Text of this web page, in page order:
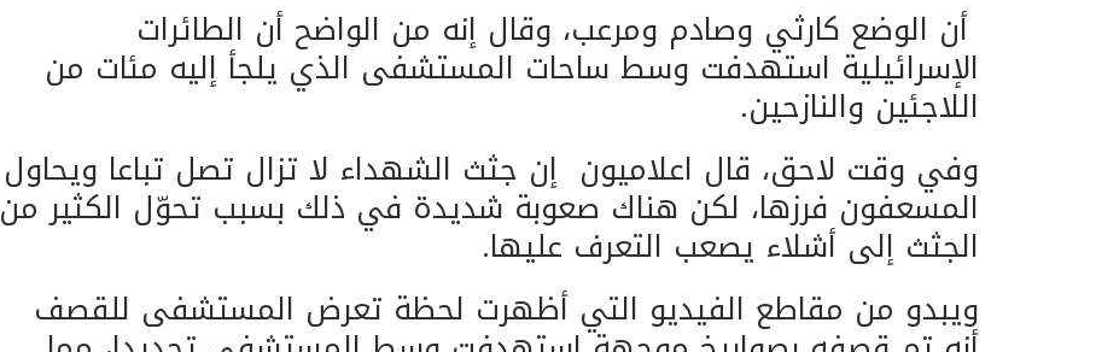
أن الوضع كارثي وصادم ومرعب، وقال إنه من الواضح أن الطائرات
الإسرائيلية استهدفت وسط ساحات المستشفى الذي يلجأ إليه مئات من
اللاجئين والنازحين.
وفي وقت لاحق، قال اعلاميون إن جثث الشهداء لا تزال تصل تباعا ويحاول
المسعفون فرزها، لكن هناك صعوبة شديدة في ذلك بسبب تحوّل الكثير من
الجثث إلى أشلاء يصعب التعرف عليها.
ويبدو من مقاطع الفيديو التي أظهرت لحظة تعرض المستشفى للقصف